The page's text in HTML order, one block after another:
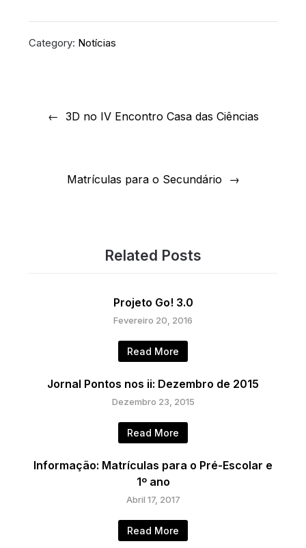
Category: Notícias
3D no IV Encontro Casa das Ciências
Matrículas para o Secundário
Related Posts
Projeto Go! 3.0
Fevereiro 20, 2016
Read More
Jornal Pontos nos ii: Dezembro de 2015
Dezembro 23, 2015
Read More
Informação: Matrículas para o Pré-Escolar e
1º ano
Abril 17, 2017
Read More